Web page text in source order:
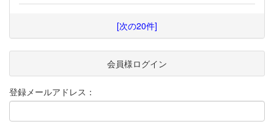
[次の20件]
会員様ログイン
登録メールアドレス：